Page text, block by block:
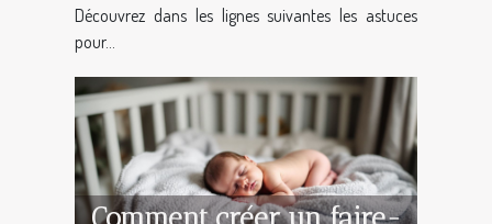
Découvrez dans les lignes suivantes les astuces
pour...
Comment créer un faire-